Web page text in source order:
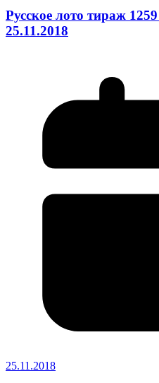
Русское лото тираж
25.11.2018
25.11.2018